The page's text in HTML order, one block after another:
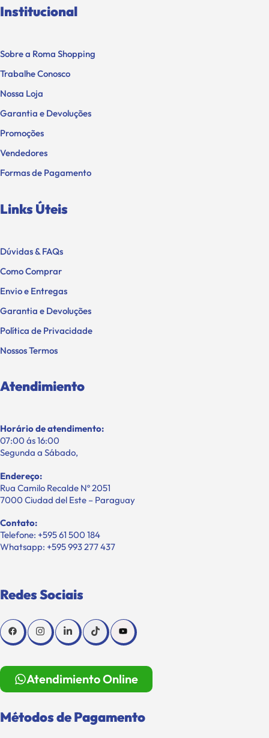
Institucional
Sobre a Roma Shopping
Trabalhe Conosco
Nossa Loja
Garantia e Devoluções
Promoções
Vendedores
Formas de Pagamento
Links Úteis
Dúvidas & FAQs
Como Comprar
Envio e Entregas
Garantia e Devoluções
Política de Privacidade
Nossos Termos
Atendimiento
Horário de atendimento:
07:00 ás 16:00
Segunda a Sábado,
Endereço:
Rua Camilo Recalde Nº 2051
7000 Ciudad del Este – Paraguay
Contato:
Telefone: +595 61 500 184
Whatsapp: +595 993 277 437
Redes Sociais
Atendimiento Online
Métodos de Pagamento